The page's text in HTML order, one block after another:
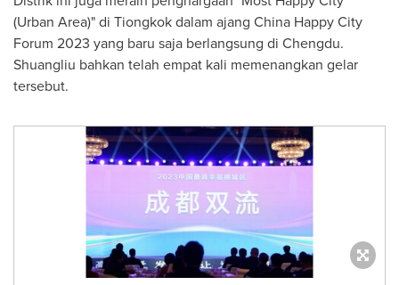
(Urban Area)" di Tiongkok dalam ajang China Happy City
Forum 2023 yang baru saja berlangsung di Chengdu.
Shuangliu bahkan telah empat kali memenangkan gelar
tersebut.